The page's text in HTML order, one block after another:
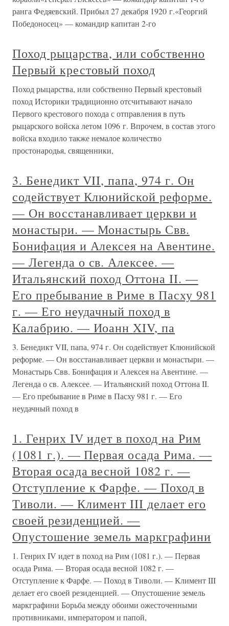
ранга Федяевский. Прибыл 27 декабря 1920 г.«Георгий
Победоносец» — командир капитан 2-го
Поход рыцарства, или собственно
Первый крестовый поход
Поход рыцарства, или собственно Первый крестовый
поход Историки традиционно отсчитывают начало
Первого крестового похода с отправления в путь
рыцарского войска летом 1096 г. Впрочем, в состав этого
войска входило также немалое количество
простонародья, священники,
3. Бенедикт VII, папа, 974 г. Он
содействует Клюнийской реформе.
— Он восстанавливает церкви и
монастыри. — Монастырь Свв.
Бонифация и Алексея на Авентине.
— Легенда о св. Алексее. —
Итальянский поход Оттона II. —
Его пребывание в Риме в Пасху 981
г. — Его неудачный поход в
Калабрию. — Иоанн XIV, па
3. Бенедикт VII, папа, 974 г. Он содействует Клюнийской
реформе. — Он восстанавливает церкви и монастыри. —
Монастырь Свв. Бонифация и Алексея на Авентине. —
Легенда о св. Алексее. — Итальянский поход Оттона II.
— Его пребывание в Риме в Пасху 981 г. — Его
неудачный поход в
1. Генрих IV идет в поход на Рим
(1081 г.). — Первая осада Рима. —
Вторая осада весной 1082 г. —
Отступление к Фарфе. — Поход в
Тиволи. — Климент III делает его
своей резиденцией. —
Опустошение земель маркграфини
1. Генрих IV идет в поход на Рим (1081 г.). — Первая
осада Рима. — Вторая осада весной 1082 г. —
Отступление к Фарфе. — Поход в Тиволи. — Климент III
делает его своей резиденцией. — Опустошение земель
маркграфини Борьба между обоими ожесточенными
противниками, императором и папой,